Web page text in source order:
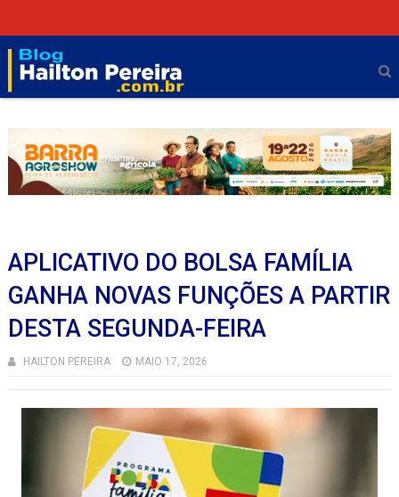
APLICATIVO DO BOLSA FAMÍLIA
GANHA NOVAS FUNÇÕES A PARTIR
DESTA SEGUNDA-FEIRA
HAILTON PEREIRA MAIO 17, 2026